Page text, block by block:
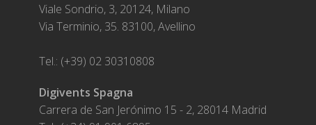
Viale Sondrio, 3, 20124, Milano
Via Terminio, 35. 83100, Avellino
Tel.: (+39) 02 30310808
Digivents Spagna
Carrera de San Jerónimo 15 - 2, 28014 Madrid